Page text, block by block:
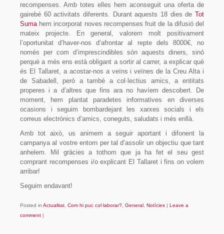
recompenses. Amb totes elles hem aconseguit una oferta de
gairebé 60 activitats diferents. Durant aquests 18 dies de Tot
Sumahem incorporat noves recompenses fruit de la difusió del
mateix projecte. En general, valorem molt positivament
l’oportunitat d’haver-nos d’afrontar al repte dels 8000€, no
només per com d’imprescindibles són aquests diners, sinó
perquè a més ens està obligant a sortir al carrer, a explicar què
és El Tallaret, a acostar-nos a veïns i veïnes de la Creu Alta i
de Sabadell, però a també a col·lectius amics, a entitats
properes i a d’altres que fins ara no havíem descobert. De
moment, hem plantat paradetes informatives en diverses
ocasions i seguim bombardejant les xarxes socials i els
correus electrònics d’amics, coneguts, saludats i més enllà.
Amb tot això, us animem a seguir aportant i difonent la
campanya al vostre entorn per tal d’assolir un objectiu que tant
anhelem. Mil gràcies a tothom que ja ha fet el seu gest
comprant recompenses i/o explicant El Tallaret i fins on volem
arribar!
Seguim endavant!
Posted in Actualitat, Com hi puc col·laborar?, General , Notícies
Leave a
comment